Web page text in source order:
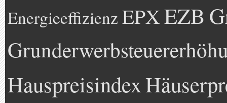
Energieeffizienz EPXEZB
Hauspreisindex